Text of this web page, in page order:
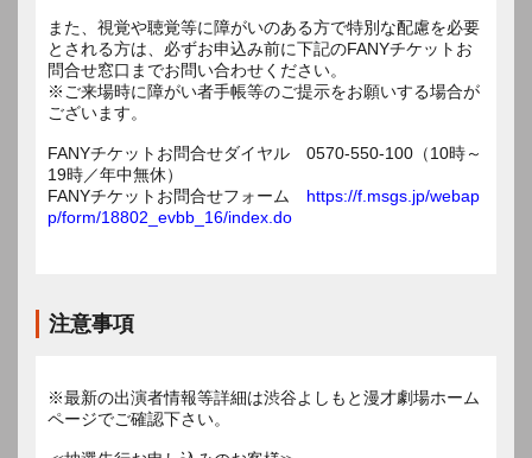
また、視覚や聴覚等に障がいのある方で特別な配慮を必要
とされる方は、必ずお申込み前に下記のFANYチケットお
問合せ窓口までお問い合わせください。
※ご来場時に障がい者手帳等のご提示をお願いする場合が
ございます。
FANYチケットお問合せダイヤル 0570-550-100（10時～
19時／年中無休）
FANYチケットお問合せフォーム https://f.msgs.jp/webap
p/form/18802_evbb_16/index.do
注意事項
※最新の出演者情報等詳細は渋谷よしもと漫才劇場ホーム
ページでご確認下さい。